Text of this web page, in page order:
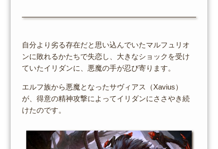
自分より劣る存在だと思い込んでいたマルフュリオ
ンに敗れるかたちで失恋し、大きなショックを受け
ていたイリダンに、悪魔の手が忍び寄ります。
エルフ族から悪魔となったサヴィアス（Xavius）
が、得意の精神攻撃によってイリダンにささやき続
けたのです。